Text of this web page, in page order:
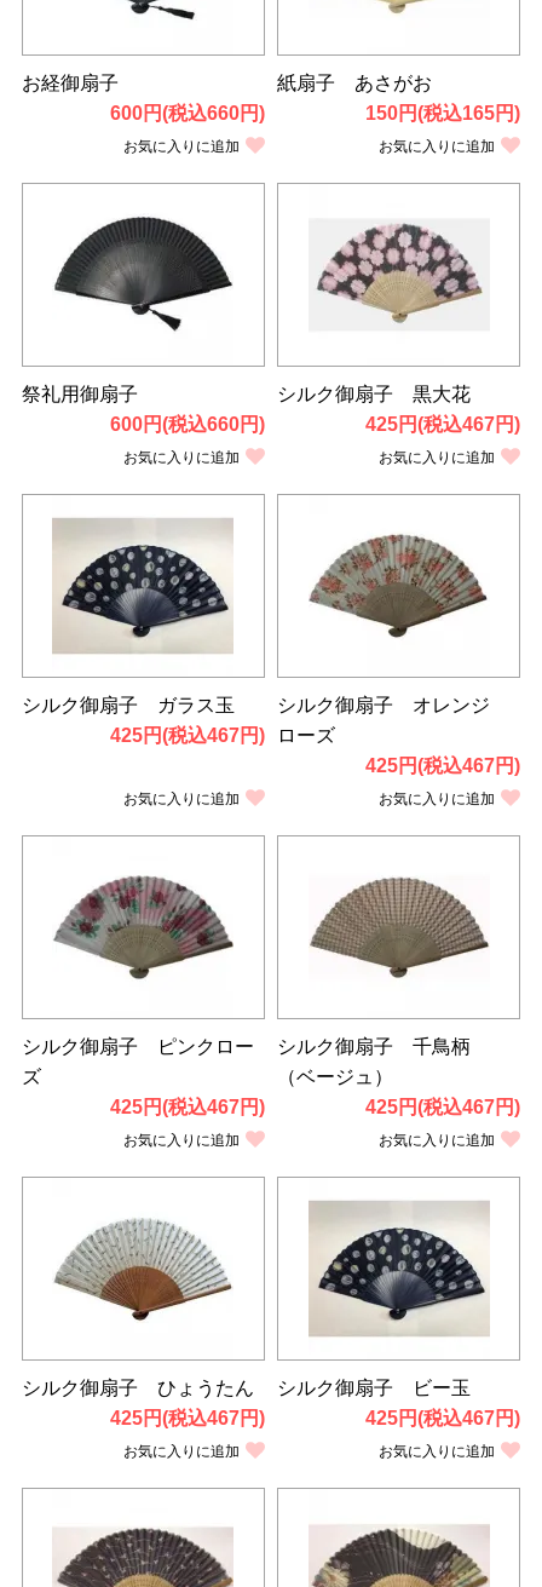
お経御扇子
600円(税込660円)
お気に入りに追加
紙扇子 あさがお
150円(税込165円)
お気に入りに追加
祭礼用御扇子
600円(税込660円)
お気に入りに追加
シルク御扇子 黒大花
425円(税込467円)
お気に入りに追加
シルク御扇子 ガラス玉
425円(税込467円)
お気に入りに追加
シルク御扇子 オレンジ
ローズ
425円(税込467円)
お気に入りに追加
シルク御扇子 ピンクロー
ズ
425円(税込467円)
お気に入りに追加
シルク御扇子 千鳥柄
（ベージュ）
425円(税込467円)
お気に入りに追加
シルク御扇子 ひょうたん
425円(税込467円)
お気に入りに追加
シルク御扇子 ビー玉
425円(税込467円)
お気に入りに追加